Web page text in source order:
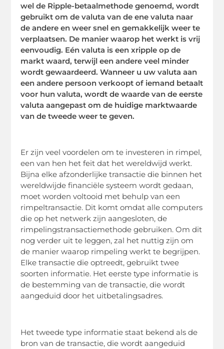
wel de Ripple-betaalmethode genoemd, wordt
gebruikt om de valuta van de ene valuta naar
de andere en weer snel en gemakkelijk weer te
verplaatsen. De manier waarop het werkt is vrij
eenvoudig. Eén valuta is een xripple op de
markt waard, terwijl een andere veel minder
wordt gewaardeerd. Wanneer u uw valuta aan
een andere persoon verkoopt of iemand betaalt
voor hun valuta, wordt de waarde van de eerste
valuta aangepast om de huidige marktwaarde
van de tweede weer te geven.
Er zijn veel voordelen om te investeren in rimpel,
een van hen het feit dat het wereldwijd werkt.
Bijna elke afzonderlijke transactie die binnen het
wereldwijde financiële systeem wordt gedaan,
moet worden voltooid met behulp van een
rimpeltransactie. Dit komt omdat alle computers
die op het netwerk zijn aangesloten, de
rimpelingstransactiemethode gebruiken. Om dit
nog verder uit te leggen, zal het nuttig zijn om
de manier waarop rimpeling werkt te begrijpen.
Elke transactie die optreedt, gebruikt twee
soorten informatie. Het eerste type informatie is
de bestemming van de transactie, die wordt
aangeduid door het uitbetalingsadres.
Het tweede type informatie staat bekend als de
bron van de transactie, die wordt aangeduid